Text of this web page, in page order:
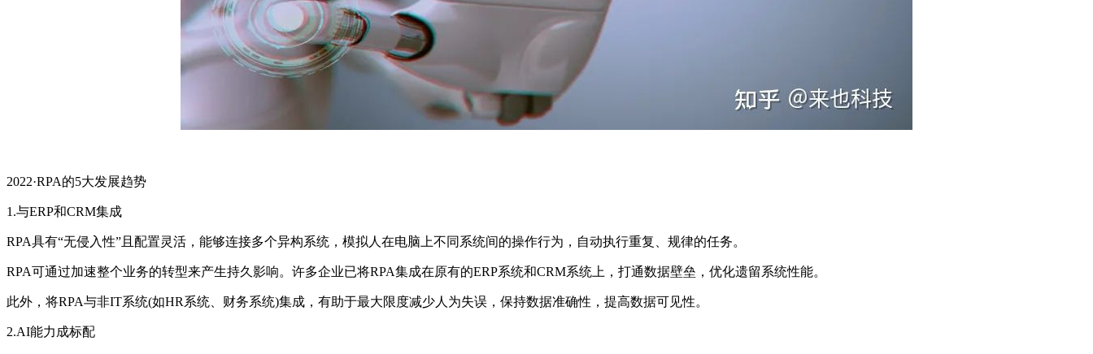
2022·RPA的5大发展趋势
1.与ERP和CRM集成
RPA具有“无侵入性”且配置灵活，能够连接多个异构系统，模拟人在电脑上不同系统间的操作行为，自动执行重复、规律的任务。
RPA可通过加速整个业务的转型来产生持久影响。许多企业已将RPA集成在原有的ERP系统和CRM系统上，打通数据壁垒，优化遗留系统性能。
此外，将RPA与非IT系统(如HR系统、财务系统)集成，有助于最大限度减少人为失误，保持数据准确性，提高数据可见性。
2.AI能力成标配